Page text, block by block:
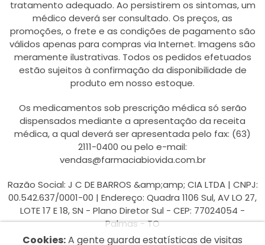
tratamento adequado. Ao persistirem os sintomas, um
médico deverá ser consultado. Os preços, as
promoções, o frete e as condições de pagamento são
válidos apenas para compras via Internet. Imagens são
meramente ilustrativas. Todos os pedidos efetuados
estão sujeitos à confirmação da disponibilidade de
produto em nosso estoque.
Os medicamentos sob prescrição médica só serão
dispensados mediante a apresentação da receita
médica, a qual deverá ser apresentada pelo fax: (63)
2111-0400 ou pelo e-mail:
vendas@farmaciabiovida.com.br
Razão Social: J C DE BARROS &amp;amp; CIA LTDA | CNPJ:
00.542.637/0001-00 | Endereço: Quadra 1106 Sul, AV LO 27,
LOTE 17 E 18, SN - Plano Diretor Sul - CEP: 77024054 -
Palmas - TO
Cookies:A gente guarda estatísticas de visitas